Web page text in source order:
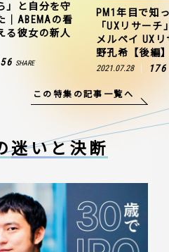
」と自分を守
｜ABEMAの看
る彼女の新人
SHARE
PM1年目で知
「UXリサー
メルペイ UX
野孔希【後編
2021.07.28 176
この特集の記事一覧へ
迷いと決断